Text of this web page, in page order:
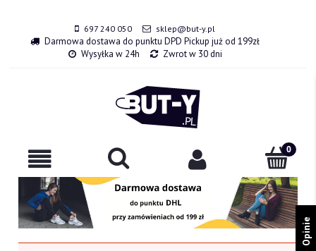
697 240 050 sklep@but-y.pl
Darmowa dostawa do punktu DPD Pickup już od 199zł
Wysyłka w 24h
Zwrot w 30 dni
Opinie